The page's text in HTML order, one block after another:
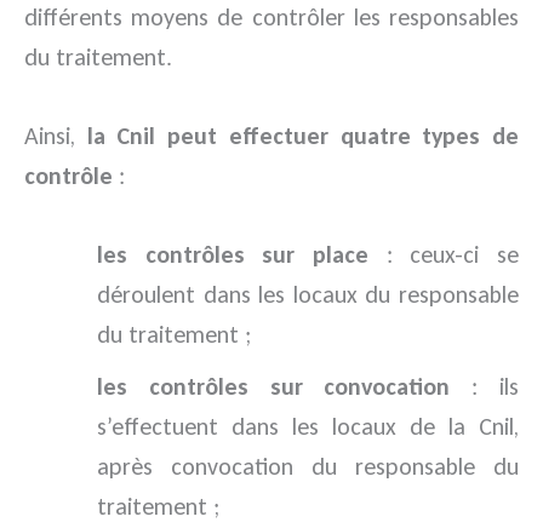
différents moyens de contrôler les responsables
du traitement.
Ainsi, la Cnil peut effectuer quatre types de
contrôle :
les contrôles sur place : ceux-ci se
déroulent dans les locaux du responsable
du traitement ;
les contrôles sur convocation : ils
s’effectuent dans les locaux de la Cnil,
après convocation du responsable du
traitement ;